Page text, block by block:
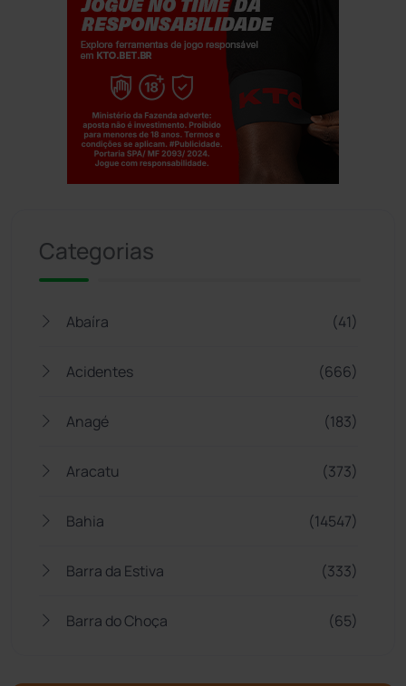
Categorias
Abaíra (41)
Acidentes (666)
Anagé (183)
Aracatu (373)
Bahia (14547)
Barra da Estiva (333)
Barra do Choça (65)